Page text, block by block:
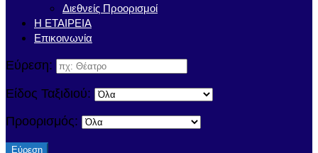
Διεθνείς Προορισμοί
Η ΕΤΑΙΡΕΙΑ
Επικοινωνία
Εύρεση:
Είδος Ταξιδιού:
Προορισμός: